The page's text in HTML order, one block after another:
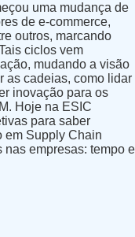
uma mudança de
de e-commerce,
outros, marcando
ciclos vem
mudando a visão
as cadeias, como lidar
inovação para os
Hoje na ESIC
para saber
em Supply Chain
empresas: tempo e